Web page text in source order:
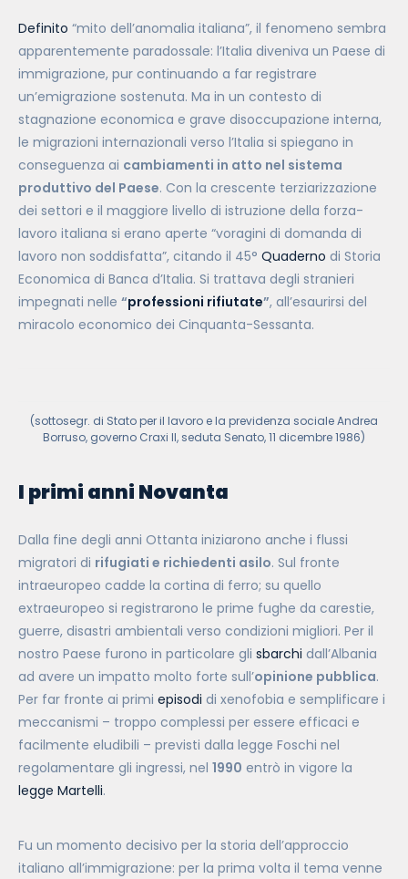
Definito “mito dell’anomalia italiana”, il fenomeno sembra
apparentemente paradossale: l’Italia diveniva un Paese di
immigrazione, pur continuando a far registrare
un’emigrazione sostenuta. Ma in un contesto di
stagnazione economica e grave disoccupazione interna,
le migrazioni internazionali verso l’Italia si spiegano in
conseguenza ai cambiamenti in atto nel sistema
produttivo del Paese. Con la crescente terziarizzazione
dei settori e il maggiore livello di istruzione della forza-
lavoro italiana si erano aperte “voragini di domanda di
lavoro non soddisfatta”, citando il 45° Quaderno di Storia
Economica di Banca d’Italia. Si trattava degli stranieri
impegnati nelle “professioni rifiutate”, all’esaurirsi del
miracolo economico dei Cinquanta-Sessanta.
(sottosegr. di Stato per il lavoro e la previdenza sociale Andrea
Borruso, governo Craxi II, seduta Senato, 11 dicembre 1986)
I primi anni Novanta
Dalla fine degli anni Ottanta iniziarono anche i flussi
migratori di rifugiati e richiedenti asilo. Sul fronte
intraeuropeo cadde la cortina di ferro; su quello
extraeuropeo si registrarono le prime fughe da carestie,
guerre, disastri ambientali verso condizioni migliori. Per il
nostro Paese furono in particolare gli sbarchi dall’Albania
ad avere un impatto molto forte sull’opinione pubblica.
Per far fronte ai primi episodi di xenofobia e semplificare i
meccanismi – troppo complessi per essere efficaci e
facilmente eludibili – previsti dalla legge Foschi nel
regolamentare gli ingressi, nel 1990 entrò in vigore la
legge Martelli.
Fu un momento decisivo per la storia dell’approccio
italiano all’immigrazione: per la prima volta il tema venne